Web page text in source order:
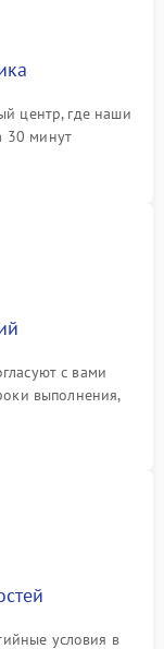
центр, где наши
30 минут
с вами
выполнения,
условия в